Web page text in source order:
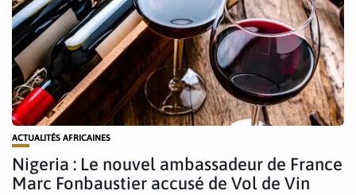
ACTUALITÉS AFRICAINES
Nigeria : Le nouvel ambassadeur de France
Marc Fonbaustier accusé de Vol de Vin